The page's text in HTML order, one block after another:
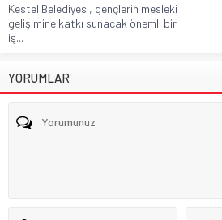
Kestel Belediyesi, gençlerin mesleki
gelişimine katkı sunacak önemli bir
iş...
YORUMLAR